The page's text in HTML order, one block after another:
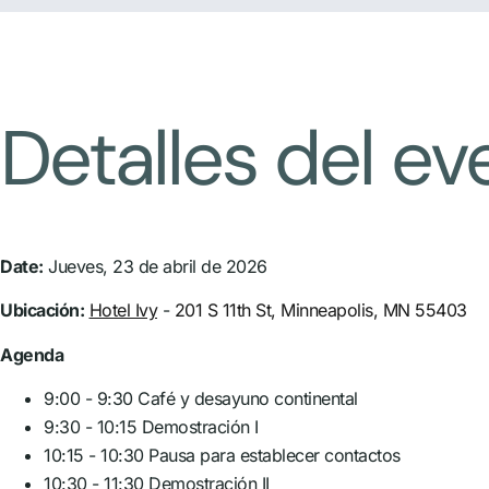
Detalles del
Date: Jueves, 23 de abril de 2026
Ubicación: Hotel Ivy- 201 S 11th St, Minneapolis, MN 55403
Agenda
9:00 - 9:30 Café y desayuno continental
9:30 - 10:15 Demostración I
10:15 - 10:30 Pausa para establecer contactos
10:30 - 11:30 Demostración II